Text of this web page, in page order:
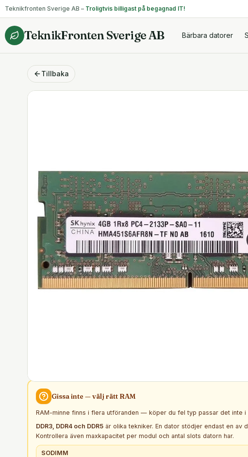
Teknikfronten Sverige AB – Troligtvis billigast på begagnad IT!
TeknikFronten Sverige AB Bärbara datorer
Tillbaka
Gissa inte — välj rätt RAM
RAM-minne finns i flera utföranden — köper du fel typ passar det inte i
DDR3, DDR4 och DDR5 är olika tekniker. En dator stödjer endast en av
Kontrollera även maxkapacitet per modul och antal slots datorn har.
SODIMM